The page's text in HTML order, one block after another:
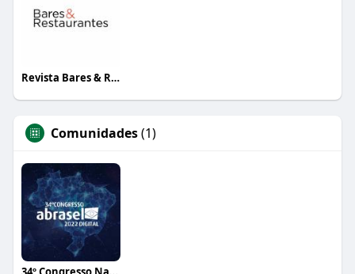
Revista Bares & Restaurantes
Comunidades(1)